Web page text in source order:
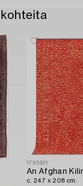
1730621
An Afghan
c. 247 x 208 cm.